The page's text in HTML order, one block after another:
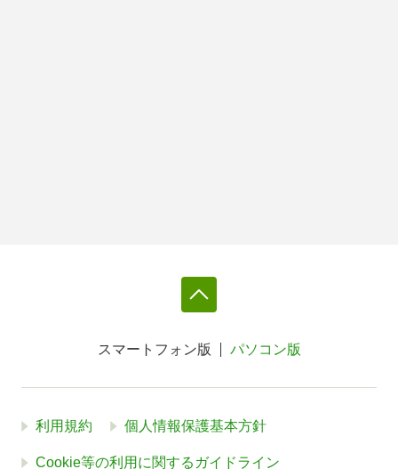
スマートフォン版 パソコン版
利用規約 個人情報保護基本方針
Cookie等の利用に関するガイドライン